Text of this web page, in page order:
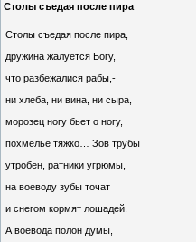
Столы съедая после пира
Столы съедая после пира,
дружина жалуется Богу,
что разбежалися рабы,-
ни хлеба, ни вина, ни сыра,
морозец ногу бьет о ногу,
похмелье тяжко… Зов трубы
утробен, ратники угрюмы,
на воеводу зубы точат
и снегом кормят лошадей.
А воевода полон думы,